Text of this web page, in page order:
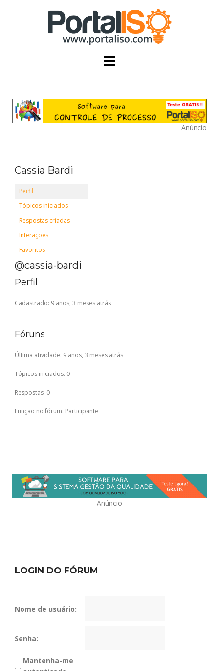
Anúncio
Cassia Bardi
Perfil
Tópicos iniciados
Respostas criadas
Interações
Favoritos
@cassia-bardi
Perfil
Cadastrado: 9 anos, 3 meses atrás
Fóruns
Última atividade: 9 anos, 3 meses atrás
Tópicos iniciados: 0
Respostas: 0
Função no fórum: Participante
Anúncio
LOGIN DO FÓRUM
Nome de usuário:
Senha:
Mantenha-me